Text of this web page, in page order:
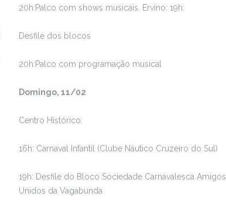
20h:Palco com shows musicais. Ervino: 19h:
Desfile dos blocos
20h:Palco com programação musical
Domingo, 11/02
Centro Histórico:
16h: Carnaval Infantil (Clube Náutico Cruzeiro do Sul)
19h: Desfile do Bloco Sociedade Carnavalesca Amigos
Unidos da Vagabunda